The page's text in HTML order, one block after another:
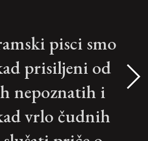
pisci smo
prisiljeni od
nepoznatih i
vrlo čudnih